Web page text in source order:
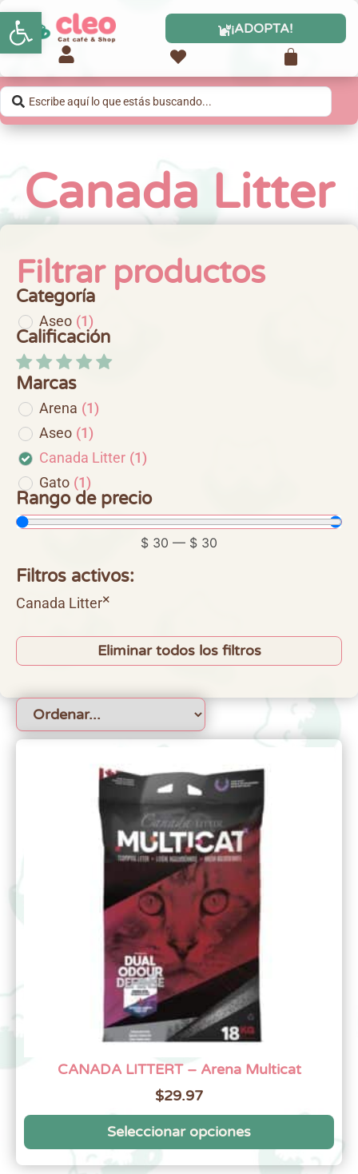
Abrir barra de herramientas ¡ADOPTA!
Canada Litter
Filtrar productos
Categoría
Aseo (1)
Calificación
Marcas
Arena (1)
Aseo (1)
Canada Litter (1)
Gato (1)
Rango de precio
$ 30 — $ 30
Filtros activos:
Canada Litter×
Eliminar todos los filtros
CANADA LITTERT – Arena Multicat
$29.97
Seleccionar opciones